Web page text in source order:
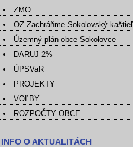
ZMO
OZ Zachráňme Sokolovský kaštieľ
Územný plán obce Sokolovce
DARUJ 2%
ÚPSVaR
PROJEKTY
VOĽBY
ROZPOČTY OBCE
INFO O AKTUALITÁCH